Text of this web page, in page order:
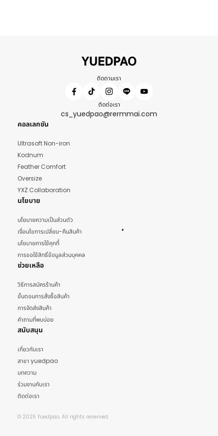
ติดตามเรา
ติดต่อเรา
cs_yuedpao@rermmai.com
คอลเลกชัน
Ultrasoft Non-iron
Kodnum
Feather Comfort
Oversize
YXZ Collaboration
นโยบาย
นโยบายความเป็นส่วนตัว
เงื่อนไขการเปลี่ยน-คืนสินค้า
นโยบายการใช้คุกกี้
การขอใช้สิทธิ์ข้อมูลส่วนบุคคล
ช่วยเหลือ
วิธีการสมัครร้านค้า
ขั้นตอนการสั่งซื้อสินค้า
การจัดส่งสินค้า
คำถามที่พบบ่อย
สนับสนุน
เกี่ยวกับเรา
สาขา yuedpao
บทความ
ร่วมงานกับเรา
ติดต่อเรา
© 2025 Yuedpao. All rights reserved.